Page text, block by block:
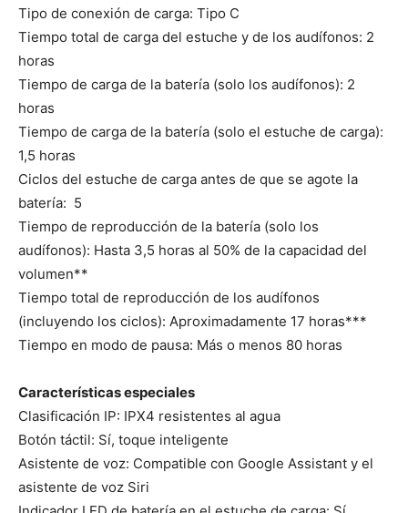
Tipo de conexión de carga: Tipo C
Tiempo total de carga del estuche y de los audífonos: 2
horas
Tiempo de carga de la batería (solo los audífonos): 2
horas
Tiempo de carga de la batería (solo el estuche de carga):
1,5 horas
Ciclos del estuche de carga antes de que se agote la
batería: 5
Tiempo de reproducción de la batería (solo los
audífonos): Hasta 3,5 horas al 50% de la capacidad del
volumen**
Tiempo total de reproducción de los audífonos
(incluyendo los ciclos): Aproximadamente 17 horas***
Tiempo en modo de pausa: Más o menos 80 horas
Características especiales
Clasificación IP: IPX4 resistentes al agua
Botón táctil: Sí, toque inteligente
Asistente de voz: Compatible con Google Assistant y el
asistente de voz Siri